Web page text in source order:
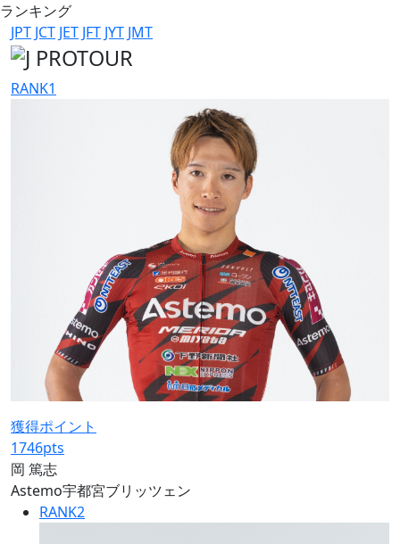
ランキング
JPT JCT JET JFT JYT JMT
RANK1
獲得ポイント
1746pts
岡 篤志
Astemo宇都宮ブリッツェン
RANK2